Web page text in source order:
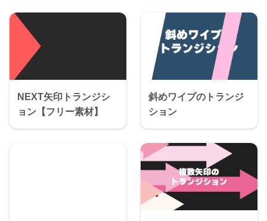
NEXT矢印トランジシ
ョン【フリー素材】
斜めワイプのトランジ
ション